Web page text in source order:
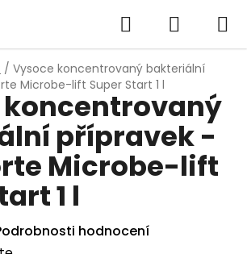
Hledat
KOŠÍK
/ Vysoce koncentrovaný bakteriální
Microbe-lift Super Start 1 l
přípravek -
Microbe-lift
1 l
hodnocení